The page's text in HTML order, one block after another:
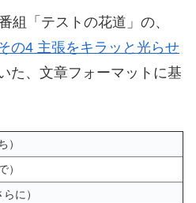
組「テストの花道」の、
の4 主張をキラッと光らせ
た、文章フォーマットに基
）
）
に）